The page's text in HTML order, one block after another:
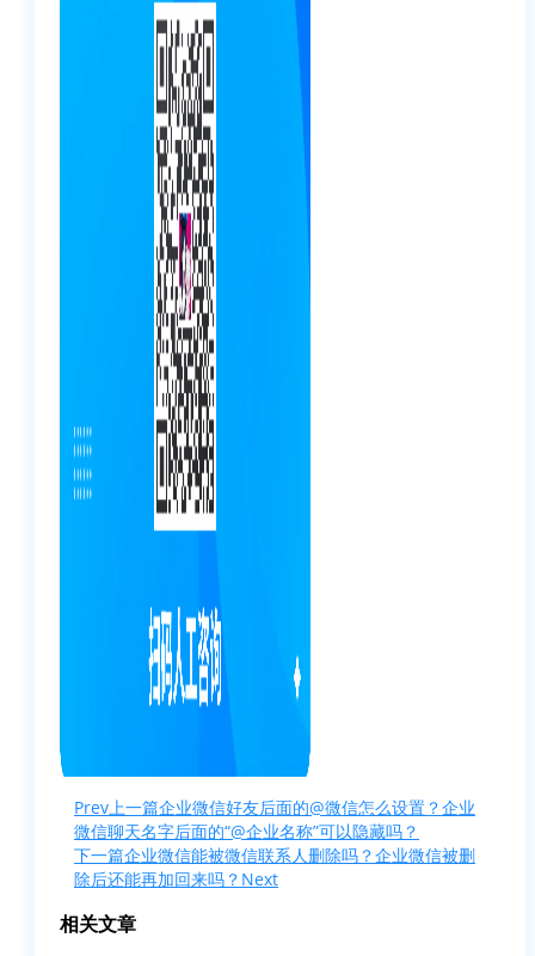
Prev上一篇企业微信好友后面的@微信怎么设置？企业
微信聊天名字后面的“@企业名称”可以隐藏吗？
下一篇企业微信能被微信联系人删除吗？企业微信被删
除后还能再加回来吗？ Next
相关文章